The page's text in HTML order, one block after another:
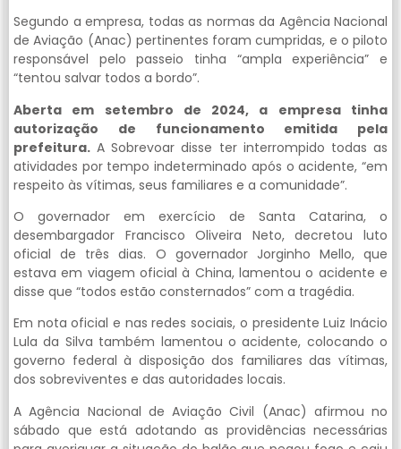
Segundo a empresa, todas as normas da Agência Nacional
de Aviação (Anac) pertinentes foram cumpridas, e o piloto
responsável pelo passeio tinha “ampla experiência” e
“tentou salvar todos a bordo”.
Aberta em setembro de 2024, a empresa tinha
autorização de funcionamento emitida pela
prefeitura. A Sobrevoar disse ter interrompido todas as
atividades por tempo indeterminado após o acidente, “em
respeito às vítimas, seus familiares e a comunidade”.
O governador em exercício de Santa Catarina, o
desembargador Francisco Oliveira Neto, decretou luto
oficial de três dias. O governador Jorginho Mello, que
estava em viagem oficial à China, lamentou o acidente e
disse que “todos estão consternados” com a tragédia.
Em nota oficial e nas redes sociais, o presidente Luiz Inácio
Lula da Silva também lamentou o acidente, colocando o
governo federal à disposição dos familiares das vítimas,
dos sobreviventes e das autoridades locais.
A Agência Nacional de Aviação Civil (Anac) afirmou no
sábado que está adotando as providências necessárias